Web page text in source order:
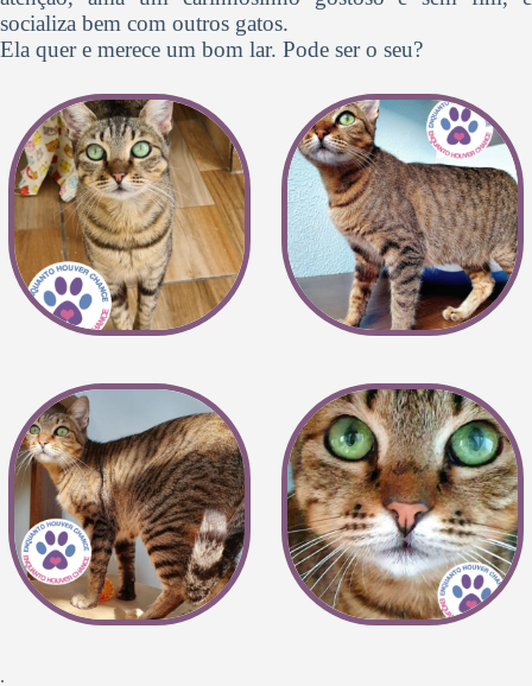
socializa bem com outros gatos.
Ela quer e merece um bom lar. Pode ser o seu?
.